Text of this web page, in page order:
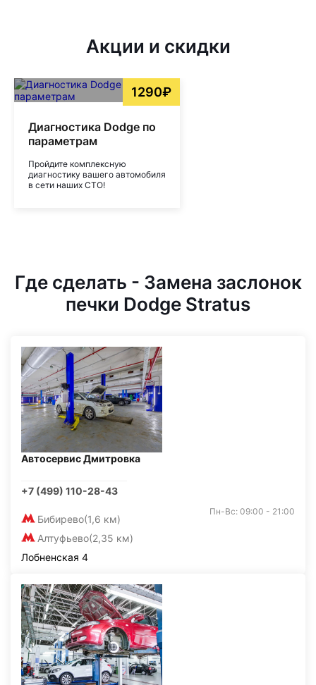
Акции и скидки
1290₽
Диагностика Dodge по
параметрам
Пройдите комплексную
диагностику вашего автомобиля
в сети наших СТО!
Где сделать - Замена заслонок
печки Dodge Stratus
Автосервис Дмитровка
+7 (499) 110-28-43
Бибирево(1,6 км)
Алтуфьево(2,35 км)
Пн-Вс: 09:00 - 21:00
Лобненская 4